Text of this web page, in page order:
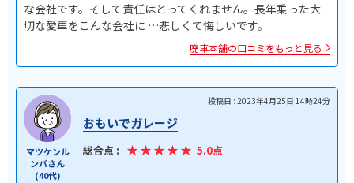
な会社です。そして責任はとってくれません。長年乗った大
切な愛車をこんな会社に …悲しくて悔しいです。
廃車本舗の口コミをもっと見る
投稿日 : 2023年4月25日 14時24分
マツケンル
ンバさん
(40代)
おもいでガレージ
総合点 : 5.0点